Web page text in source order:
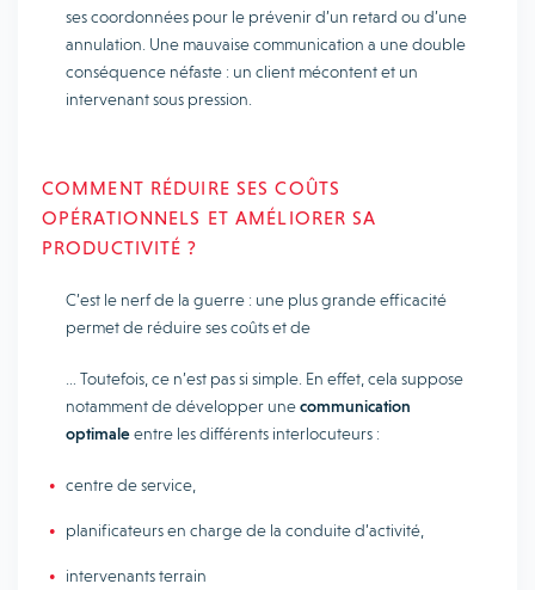
ses coordonnées pour le prévenir d’un retard ou d’une
annulation. Une mauvaise communication a une double
conséquence néfaste : un client mécontent et un
intervenant sous pression.
COMMENT RÉDUIRE SES COÛTS
OPÉRATIONNELS ET AMÉLIORER SA
PRODUCTIVITÉ ?
C’est le nerf de la guerre : une plus grande efficacité
permet de réduire ses coûts et de
… Toutefois, ce n’est pas si simple. En effet, cela suppose
notamment de développer unecommunication
optimaleentre les différents interlocuteurs :
centre de service,
planificateurs en charge de la conduite d’activité,
intervenants terrain